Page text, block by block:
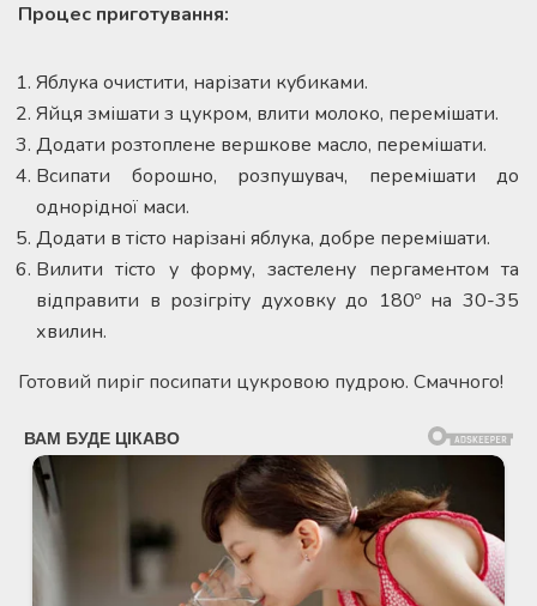
Процес приготування:
Яблука очистити, нарізати кубиками.
Яйця змішати з цукром, влити молоко, перемішати.
Додати розтоплене вершкове масло, перемішати.
Всипати борошно, розпушувач, перемішати до
однорідної маси.
Додати в тісто нарізані яблука, добре перемішати.
Вилити тісто у форму, застелену пергаментом та
відправити в розігріту духовку до 180º на 30-35
хвилин.
Готовий пиріг посипати цукровою пудрою. Смачного!